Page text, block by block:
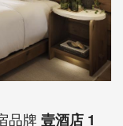
品牌 壹酒店 1